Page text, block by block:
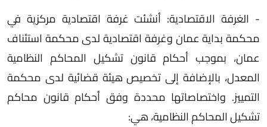
- الغرفة الاقتصادية: أنشئت غرفة اقتصادية مركزية في
محكمة بداية عمان وغرفة اقتصادية لدى محكمة استئناف
عمان، بموجب أحكام قانون تشكيل المحاكم النظامية
المعدل، بالإضافة إلى تخصيص هيئة قضائية لدى محكمة
التمييز. واختصاصاتها محددة وفق أحكام قانون محاكم
تشكيل المحاكم النظامية، هي: